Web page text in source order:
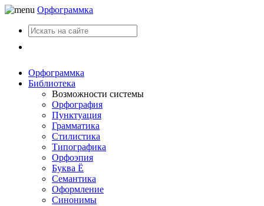
Орфограммка
Орфограммка
Библиотека
Возможности системы
Орфография
Пунктуация
Грамматика
Стилистика
Типографика
Орфоэпия
Буква Ё
Семантика
Оформление
Синонимы